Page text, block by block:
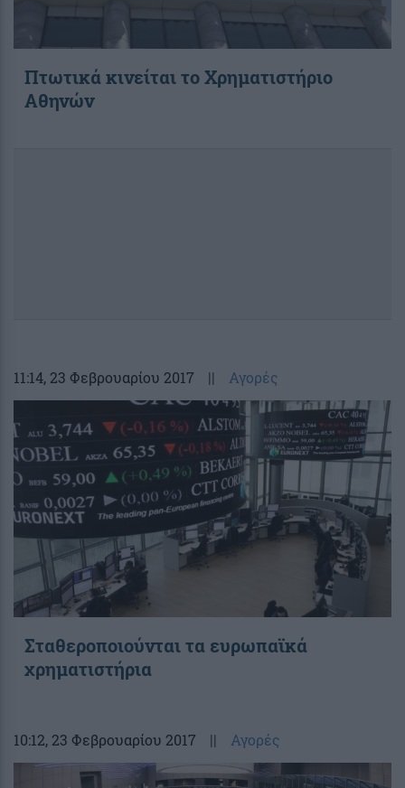
Πτωτικά κινείται το Χρηματιστήριο
Αθηνών
11:14, 23 Φεβρουαρίου 2017 || Αγορές
Σταθεροποιούνται τα ευρωπαϊκά
χρηματιστήρια
10:12, 23 Φεβρουαρίου 2017 || Αγορές